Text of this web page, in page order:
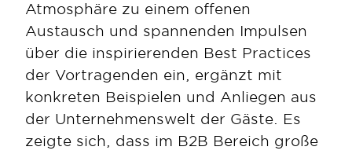
Atmosphäre zu einem offenen
Austausch und spannenden Impulsen
über die inspirierenden Best Practices
der Vortragenden ein, ergänzt mit
konkreten Beispielen und Anliegen aus
der Unternehmenswelt der Gäste. Es
zeigte sich, dass im B2B Bereich große